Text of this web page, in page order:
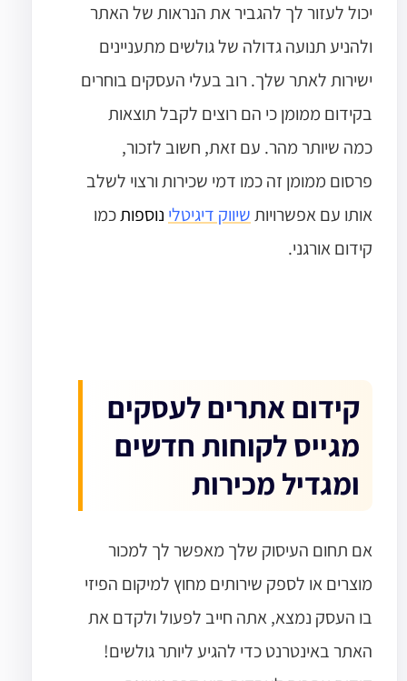
יכול לעזור לך להגביר את הנראות של האתר
ולהניע תנועה גדולה של גולשים מתעניינים
ישירות לאתר שלך. רוב בעלי העסקים בוחרים
בקידום ממומן כי הם רוצים לקבל תוצאות
כמה שיותר מהר. עם זאת, חשוב לזכור,
פרסום ממומן זה כמו דמי שכירות ורצוי לשלב
אותו עם אפשרויותשיווק דיגיטלי נוספותכמו
קידום אורגני.
קידום אתרים לעסקים
מגייס לקוחות חדשים
ומגדיל מכירות
אם תחום העיסוק שלך מאפשר לך למכור
מוצרים או לספק שירותים מחוץ למיקום הפיזי
בו העסק נמצא, אתה חייב לפעול ולקדם את
האתר באינטרנט כדי להגיע ליותר גולשים!